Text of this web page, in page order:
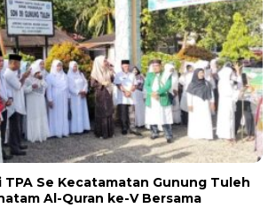
TPA Se Kecatamatan Gunung Tuleh
Al-Quran ke-V Bersama